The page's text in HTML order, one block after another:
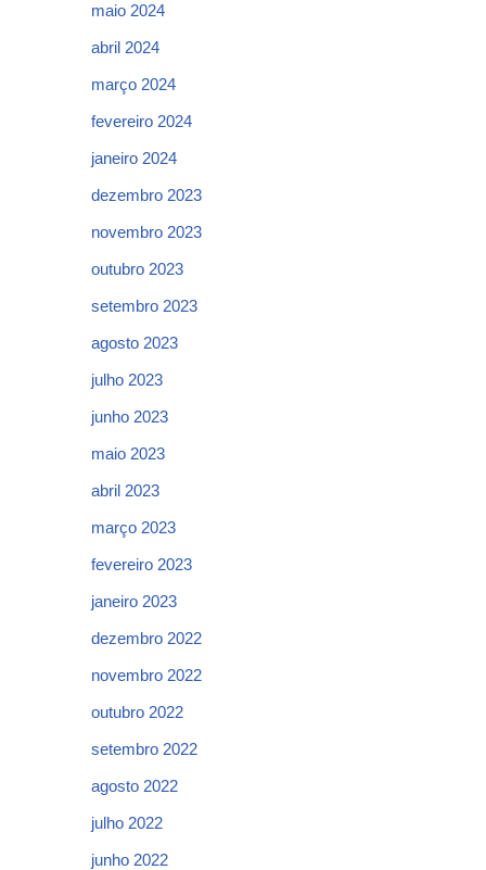
maio 2024
abril 2024
março 2024
fevereiro 2024
janeiro 2024
dezembro 2023
novembro 2023
outubro 2023
setembro 2023
agosto 2023
julho 2023
junho 2023
maio 2023
abril 2023
março 2023
fevereiro 2023
janeiro 2023
dezembro 2022
novembro 2022
outubro 2022
setembro 2022
agosto 2022
julho 2022
junho 2022